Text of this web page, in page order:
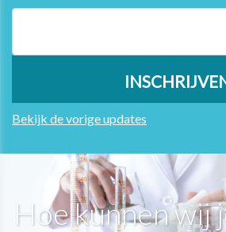
Bekijk de vorige updates
Hoe kunnen wij